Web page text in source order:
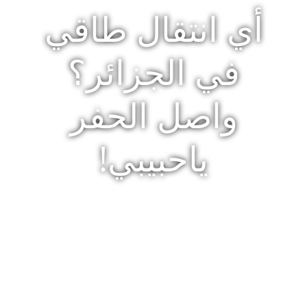
أي انتقال طاقي
في الجزائر؟
واصل الحفر
ياحبيبي!